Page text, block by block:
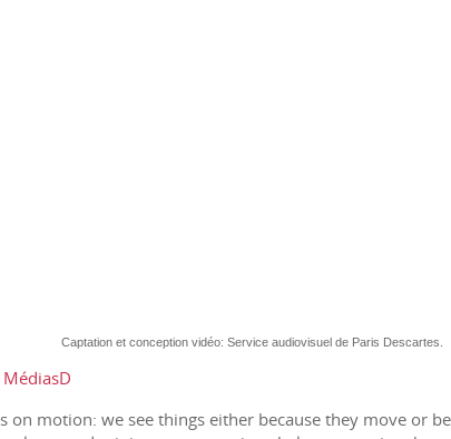
Captation et conception vidéo: Service audiovisuel de Paris Descartes.
on motion: we see things either because they move or